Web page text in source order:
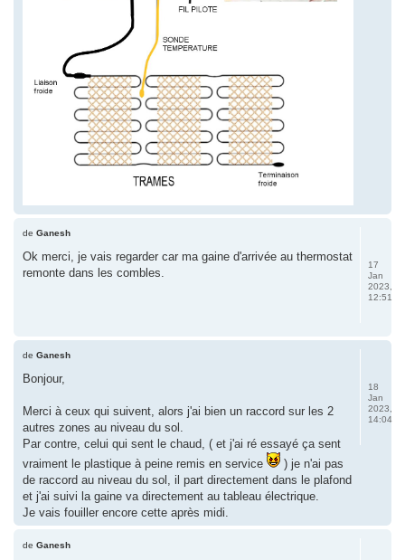
de Ganesh
Ok merci, je vais regarder car ma gaine d'arrivée au thermostat
remonte dans les combles.
17
Jan
2023,
12:51
de Ganesh
Bonjour,
Merci à ceux qui suivent, alors j'ai bien un raccord sur les 2
autres zones au niveau du sol.
Par contre, celui qui sent le chaud, ( et j'ai ré essayé ça sent
vraiment le plastique à peine remis en service
) je n'ai pas
de raccord au niveau du sol, il part directement dans le plafond
et j'ai suivi la gaine va directement au tableau électrique.
Je vais fouiller encore cette après midi.
18
Jan
2023,
14:04
de Ganesh